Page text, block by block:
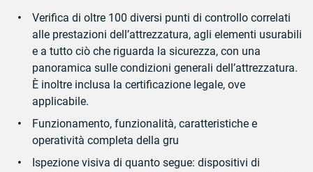
Verifica di oltre 100 diversi punti di controllo correlati
alle prestazioni dell’attrezzatura, agli elementi usurabili
e a tutto ciò che riguarda la sicurezza, con una
panoramica sulle condizioni generali dell’attrezzatura.
È inoltre inclusa la certificazione legale, ove
applicabile.
Funzionamento, funzionalità, caratteristiche e
operatività completa della gru
Ispezione visiva di quanto segue: dispositivi di